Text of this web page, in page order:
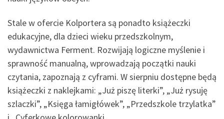
Stale w ofercie Kolportera są ponadto książeczki
edukacyjne, dla dzieci wieku przedszkolnym,
wydawnictwa Ferment. Rozwijają logiczne myślenie i
sprawność manualną, wprowadzają początki nauki
czytania, zapoznają z cyframi. W sierpniu dostępne będą
książeczki z naklejkami: „Już piszę literki”, „Już rysuję
szlaczki”, „Księga łamigłówek”, „Przedszkole trzylatka”